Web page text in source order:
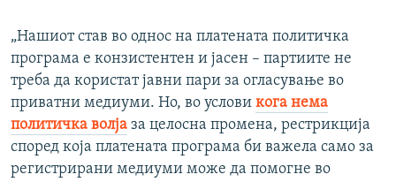
„Нашиот став во однос на платената политичка
програма е конзистентен и јасен – партиите не
треба да користат јавни пари за огласување во
приватни медиуми. Но, во услови кога нема
политичка волја за целосна промена, рестрикција
според која платената програма би важела само за
регистрирани медиуми може да помогне во